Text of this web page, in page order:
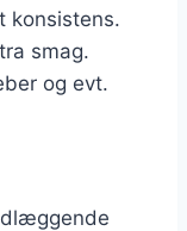
konsistens.
smag.
og evt.